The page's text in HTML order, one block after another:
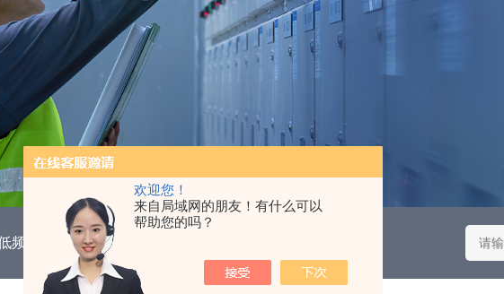
欢迎您！
来自局域网的朋友！有什么可以
帮助您的吗？
功能电机保护继电器 EOCR3DE-80DUHEOCR3DE施耐德智能保护器选型